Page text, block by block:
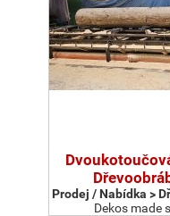
Prodej / Nabídka >
Dekos made